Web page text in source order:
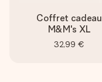
Coffret cadeau
M&M's XL
32,99 €